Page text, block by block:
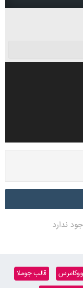
ندارد
قالب جوملا